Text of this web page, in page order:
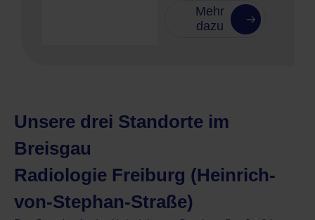
Mehr
dazu
Unsere drei Standorte im
Breisgau
Radiologie Freiburg (Heinrich-
von-Stephan-Straße)